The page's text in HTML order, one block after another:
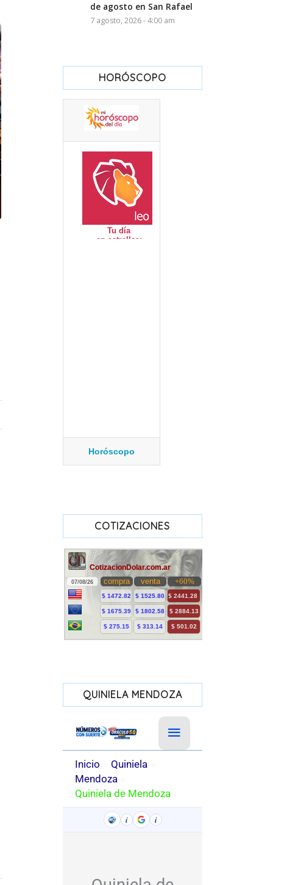
de agosto en San Rafael
7 agosto, 2026 - 4:00 am
HORÓSCOPO
Horóscopo
COTIZACIONES
QUINIELA MENDOZA